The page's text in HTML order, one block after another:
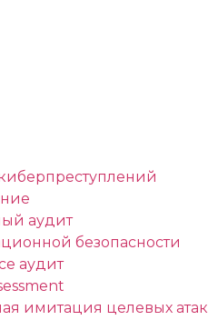
аудит
безопасности
аудит
имитация целевых атак